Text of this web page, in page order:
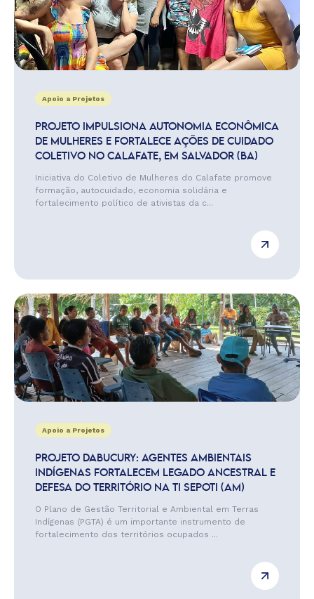
Apoio a Projetos
PROJETO IMPULSIONA AUTONOMIA ECONÔMICA
DE MULHERES E FORTALECE AÇÕES DE CUIDADO
COLETIVO NO CALAFATE, EM SALVADOR (BA)
Iniciativa do Coletivo de Mulheres do Calafate promove
formação, autocuidado, economia solidária e
fortalecimento político de ativistas da c...
Apoio a Projetos
PROJETO DABUCURY: AGENTES AMBIENTAIS
INDÍGENAS FORTALECEM LEGADO ANCESTRAL E
DEFESA DO TERRITÓRIO NA TI SEPOTI (AM)
O Plano de Gestão Territorial e Ambiental em Terras
Indígenas (PGTA) é um importante instrumento de
fortalecimento dos territórios ocupados ...